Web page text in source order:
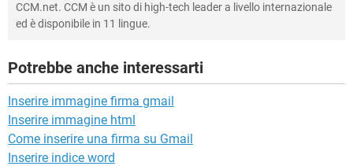
CCM.net. CCM è un sito di high-tech leader a livello internazionale
ed è disponibile in 11 lingue.
Potrebbe anche interessarti
Inserire immagine firma gmail
Inserire immagine html
Come inserire una firma su Gmail
Inserire indice word